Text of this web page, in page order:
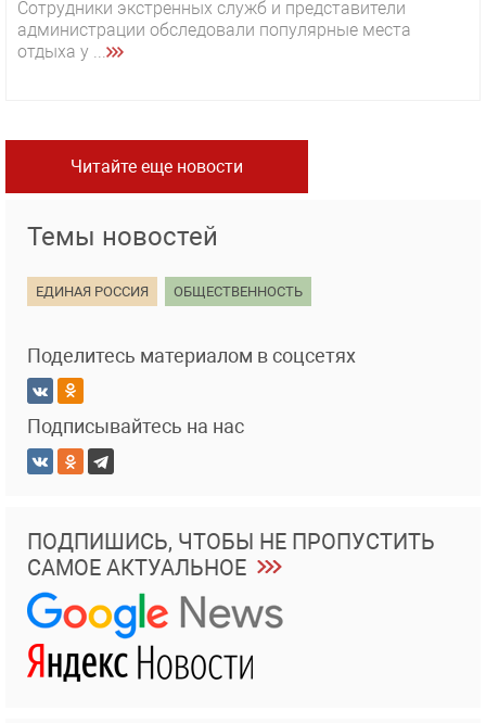
Сотрудники экстренных служб и представители
администрации обследовали популярные места
отдыха у ...
Читайте еще новости
Темы новостей
ЕДИНАЯ РОССИЯ ОБЩЕСТВЕННОСТЬ
Поделитесь материалом в соцсетях
Подписывайтесь на нас
ПОДПИШИСЬ, ЧТОБЫ НЕ ПРОПУСТИТЬ
САМОЕ АКТУАЛЬНОЕ